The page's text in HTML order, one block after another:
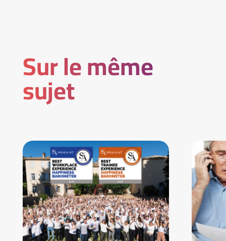
Sur le même
sujet